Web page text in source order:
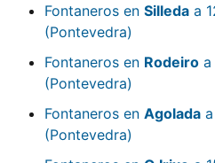
Fontaneros en Silleda a
(Pontevedra)
Fontaneros en Rodeiro a
(Pontevedra)
Fontaneros en Agolada
(Pontevedra)